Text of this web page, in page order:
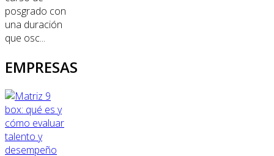
posgrado con
una duración
que osc...
EMPRESAS